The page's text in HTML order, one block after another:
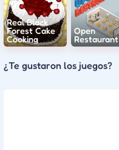
Real Black
Forest Cake
Cooking
Open
Restaurant
¿Te gustaron los juegos?